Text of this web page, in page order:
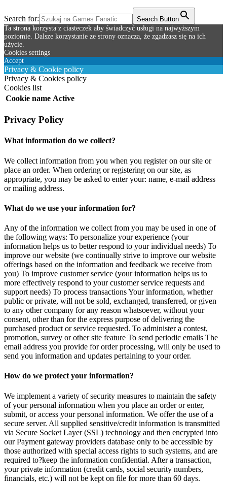
Search for:
Search Button
Ta strona korzysta z ciasteczek aby świadczyć usługi na najwyższym
poziomie. Dalsze korzystanie ze strony oznacza, że zgadzasz się na ich
użycie.
Cookies settings
Accept
Privacy & Cookie policy
Privacy & Cookies policy
Cookies list
Cookie name Active
Privacy Policy
What information do we collect?
We collect information from you when you register on our site or
place an order. When ordering or registering on our site, as
appropriate, you may be asked to enter your: name, e-mail address
or mailing address.
What do we use your information for?
Any of the information we collect from you may be used in one of
the following ways: To personalize your experience (your
information helps us to better respond to your individual needs) To
improve our website (we continually strive to improve our website
offerings based on the information and feedback we receive from
you) To improve customer service (your information helps us to
more effectively respond to your customer service requests and
support needs) To process transactions Your information, whether
public or private, will not be sold, exchanged, transferred, or given
to any other company for any reason whatsoever, without your
consent, other than for the express purpose of delivering the
purchased product or service requested. To administer a contest,
promotion, survey or other site feature To send periodic emails The
email address you provide for order processing, will only be used to
send you information and updates pertaining to your order.
How do we protect your information?
We implement a variety of security measures to maintain the safety
of your personal information when you place an order or enter,
submit, or access your personal information. We offer the use of a
secure server. All supplied sensitive/credit information is transmitted
via Secure Socket Layer (SSL) technology and then encrypted into
our Payment gateway providers database only to be accessible by
those authorized with special access rights to such systems, and are
required to?keep the information confidential. After a transaction,
your private information (credit cards, social security numbers,
financials, etc.) will not be kept on file for more than 60 days.